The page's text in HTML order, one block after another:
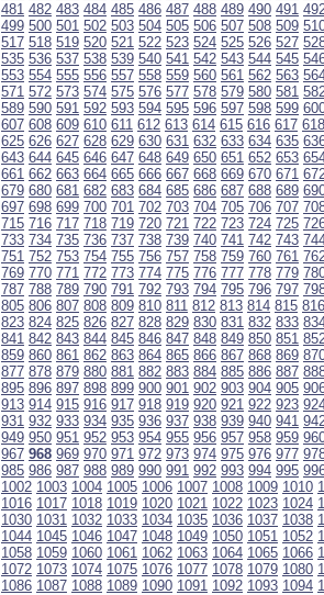
481 482 483 484 485 486 487 488 489 490 491
499 500 501 502 503 504 505 506 507 508 509
517 518 519 520 521 522 523 524 525 526 527
535 536 537 538 539 540 541 542 543 544 545
553 554 555 556 557 558 559 560 561 562 563
571 572 573 574 575 576 577 578 579 580 581
589 590 591 592 593 594 595 596 597 598 599
607 608 609 610 611 612 613 614 615 616 617 618
625 626 627 628 629 630 631 632 633 634 635
643 644 645 646 647 648 649 650 651 652 653
661 662 663 664 665 666 667 668 669 670 671
679 680 681 682 683 684 685 686 687 688 689
697 698 699 700 701 702 703 704 705 706 707
715 716 717 718 719 720 721 722 723 724 725
733 734 735 736 737 738 739 740 741 742 743
751 752 753 754 755 756 757 758 759 760 761
769 770 771 772 773 774 775 776 777 778 779
787 788 789 790 791 792 793 794 795 796 797
805 806 807 808 809 810 811 812 813 814 815 816
823 824 825 826 827 828 829 830 831 832 833
841 842 843 844 845 846 847 848 849 850 851
859 860 861 862 863 864 865 866 867 868 869
877 878 879 880 881 882 883 884 885 886 887
895 896 897 898 899 900 901 902 903 904 905
913 914 915 916 917 918 919 920 921 922 923
931 932 933 934 935 936 937 938 939 940 941
949 950 951 952 953 954 955 956 957 958 959
967 968 969 970 971 972 973 974 975 976 977
985 986 987 988 989 990 991 992 993 994 995
1002 1003 1004 1005 1006 1007 1008 1009 1010
1016 1017 1018 1019 1020 1021 1022 1023 1024
1030 1031 1032 1033 1034 1035 1036 1037 1038
1044 1045 1046 1047 1048 1049 1050 1051 1052
1058 1059 1060 1061 1062 1063 1064 1065 1066
1072 1073 1074 1075 1076 1077 1078 1079 1080
1086 1087 1088 1089 1090 1091 1092 1093 1094